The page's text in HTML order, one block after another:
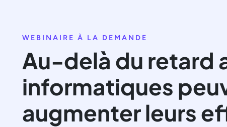
WEBINAIRE À LA DEMANDE
Au-delà du retard
informatiques
augmenter leurs